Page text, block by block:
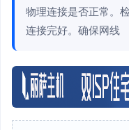
物理连接是否正常。
连接完好。确保网线